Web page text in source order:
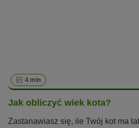
4 min
Jak obliczyć wiek kota?
Zastanawiasz się, ile Twój kot ma